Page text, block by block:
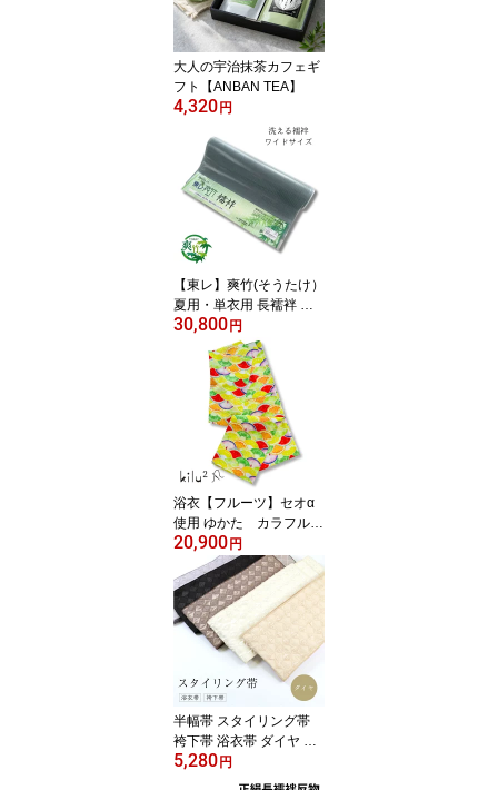
大人の宇治抹茶カフェギ
フト【ANBAN TEA】
4,320円
【東レ】爽竹(そうたけ）
夏用・単衣用 長襦袢 反
物 縞紗 カラー襦袢【洗
える襦袢】【送料無料】
夏物 着物 男女兼用 ワ
イドサイズ フルオーダー
【仕立てもできます】
30,800円
浴衣【フルーツ】セオα
使用 ゆかた カラフル
個性的 夏祭り
20,900円
半幅帯 スタイリング帯
袴下帯 浴衣帯 ダイヤ レ
ディース 女物 浴衣 ゆか
た用帯 半巾帯 小物 着物
5,280円